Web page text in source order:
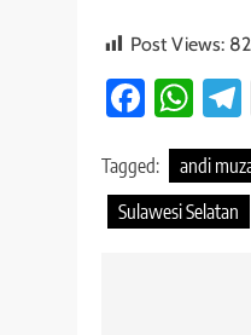
Post Views:
Tagged: andi
Sulawesi Selatan